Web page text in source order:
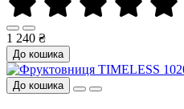
1 240 ₴
До кошика
До кошика